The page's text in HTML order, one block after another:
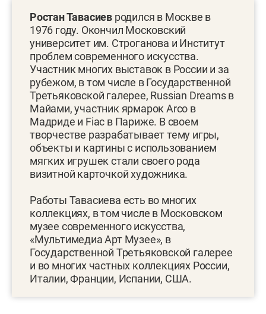
Ростан Тавасиев родился в Москве в
1976 году. Окончил Московский
университет им. Строганова и Институт
проблем современного искусства.
Участник многих выставок в России и за
рубежом, в том числе в Государственной
Третьяковской галерее, Russian Dreams в
Майами, участник ярмарок Arco в
Мадриде и Fiac в Париже. В своем
творчестве разрабатывает тему игры,
объекты и картины с использованием
мягких игрушек стали своего рода
визитной карточкой художника.
Работы Тавасиева есть во многих
коллекциях, в том числе в Московском
музее современного искусства,
«Мультимедиа Арт Музее», в
Государственной Третьяковской галерее
и во многих частных коллекциях России,
Италии, Франции, Испании, США.